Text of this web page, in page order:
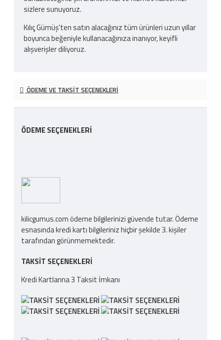
sizlere sunuyoruz.
Kılıç Gümüş'ten satın alacağınız tüm ürünleri uzun yıllar
boyunca beğeniyle kullanacağınıza inanıyor, keyifli
alışverişler diliyoruz.
ÖDEME VE TAKSIT SEÇENEKLERI
ÖDEME SEÇENEKLERI
kilicgumus.com ödeme bilgilerinizi güvende tutar. Ödeme
esnasında kredi kartı bilgileriniz hiçbir şekilde 3. kişiler
tarafından görünmemektedir.
TAKSIT SEÇENEKLERI
Kredi Kartlarına 3 Taksit İmkanı